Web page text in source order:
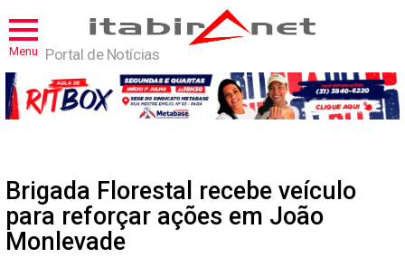
Menu Portal de Notícias
Brigada Florestal recebe veículo
para reforçar ações em João
Monlevade